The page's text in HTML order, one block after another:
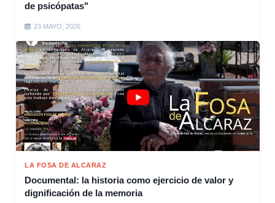
de psicópatas"
23 MAYO, 2026
LA FOSA DE ALCARAZ
Documental: la historia como ejercicio de valor y
dignificación de la memoria